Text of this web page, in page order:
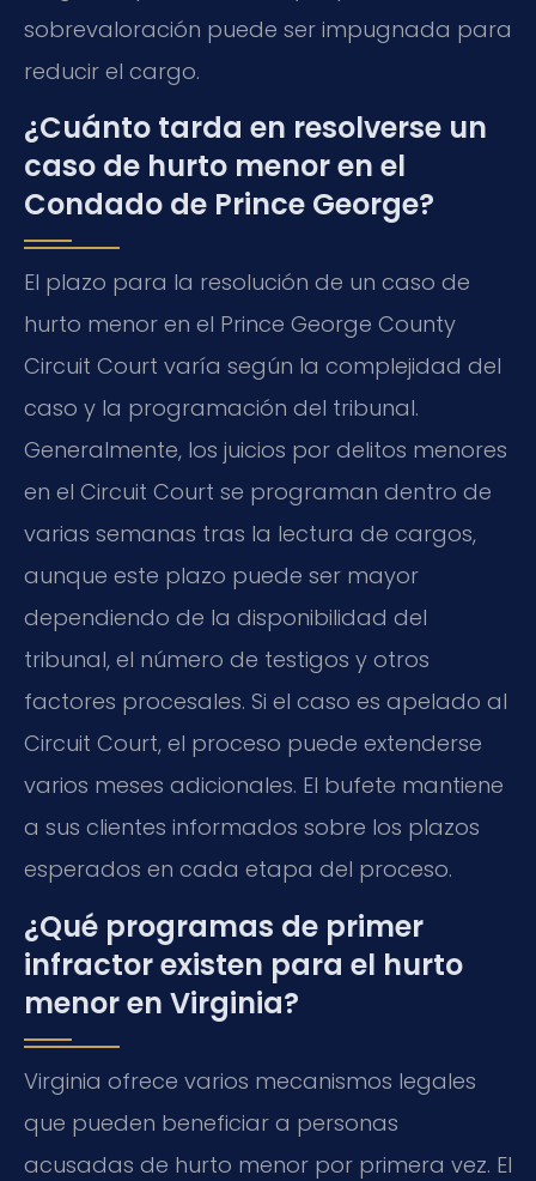
sobrevaloración puede ser impugnada para
reducir el cargo.
¿Cuánto tarda en resolverse un
caso de hurto menor en el
Condado de Prince George?
El plazo para la resolución de un caso de
hurto menor en el Prince George County
Circuit Court varía según la complejidad del
caso y la programación del tribunal.
Generalmente, los juicios por delitos menores
en el Circuit Court se programan dentro de
varias semanas tras la lectura de cargos,
aunque este plazo puede ser mayor
dependiendo de la disponibilidad del
tribunal, el número de testigos y otros
factores procesales. Si el caso es apelado al
Circuit Court, el proceso puede extenderse
varios meses adicionales. El bufete mantiene
a sus clientes informados sobre los plazos
esperados en cada etapa del proceso.
¿Qué programas de primer
infractor existen para el hurto
menor en Virginia?
Virginia ofrece varios mecanismos legales
que pueden beneficiar a personas
acusadas de hurto menor por primera vez. El